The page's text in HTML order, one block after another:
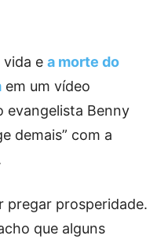
e a morte do
em um vídeo
evangelista Benny
demais” com a
pregar prosperidade.
que alguns